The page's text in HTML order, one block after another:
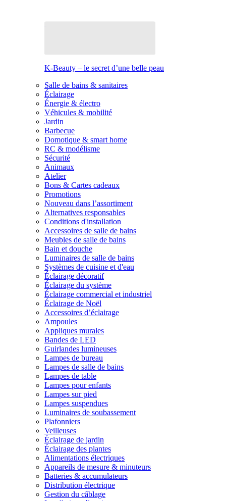
K-Beauty – le secret d’une belle peau
Salle de bains & sanitaires
Éclairage
Énergie & électro
Véhicules & mobilité
Jardin
Barbecue
Domotique & smart home
RC & modélisme
Sécurité
Animaux
Atelier
Bons & Cartes cadeaux
Promotions
Nouveau dans l’assortiment
Alternatives responsables
Conditions d'installation
Accessoires de salle de bains
Meubles de salle de bains
Bain et douche
Luminaires de salle de bains
Systèmes de cuisine et d'eau
Éclairage décoratif
Éclairage du système
Éclairage commercial et industriel
Éclairage de Noël
Accessoires d’éclairage
Ampoules
Appliques murales
Bandes de LED
Guirlandes lumineuses
Lampes de bureau
Lampes de salle de bains
Lampes de table
Lampes pour enfants
Lampes sur pied
Lampes suspendues
Luminaires de soubassement
Plafonniers
Veilleuses
Éclairage de jardin
Éclairage des plantes
Alimentations électriques
Appareils de mesure & minuteurs
Batteries & accumulateurs
Distribution électrique
Gestion du câblage